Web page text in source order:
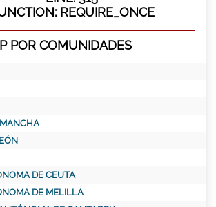
REQUIRE_ONCE
POR COMUNIDADES
DE CEUTA
DE MELILLA